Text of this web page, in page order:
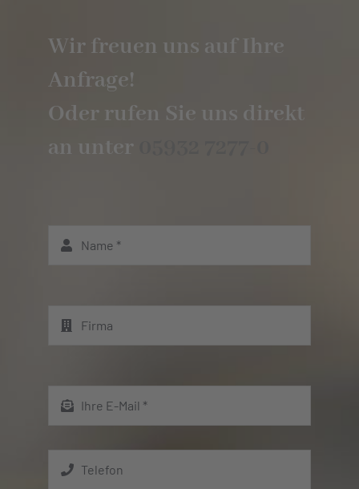
Wir freuen uns auf Ihre
Anfrage!
Oder rufen Sie uns direkt
an unter